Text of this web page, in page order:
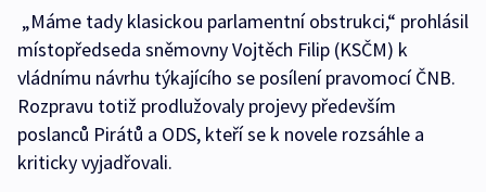
„Máme tady klasickou parlamentní obstrukci,“ prohlásil
místopředseda sněmovny Vojtěch Filip (KSČM) k
vládnímu návrhu týkajícího se posílení pravomocí ČNB.
Rozpravu totiž prodlužovaly projevy především
poslanců Pirátů a ODS, kteří se k novele rozsáhle a
kriticky vyjadřovali.